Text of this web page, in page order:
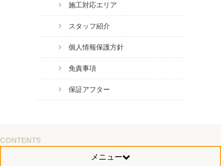
施工対応エリア
スタッフ紹介
個人情報保護方針
免責事項
保証アフター
CONTENTS
メニュー